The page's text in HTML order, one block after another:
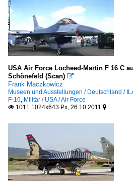
USA Air Force Locheed-Martin F 16 C
Schönefeld (Scan) 
Frank Maczkowicz
Museen und Ausstellungen / Deutschland /
F-16, Militär / USA / Air Force
 1011 1024x643 Px, 26.10.2011 